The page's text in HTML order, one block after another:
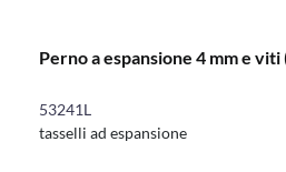
Perno a espansione 4 mm e
53241L
tasselli ad espansione